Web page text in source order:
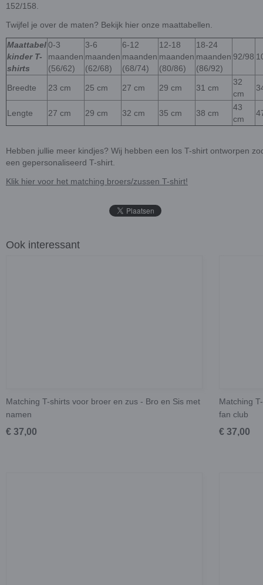
152/158.
Twijfel je over de maten? Bekijk hier onze maattabellen.
Maattabel
kinder T-
shirts
0-3
maanden
(56/62)
3-6
maanden
(62/68)
6-12
maanden
(68/74)
12-18
maanden
(80/86)
18-24
maanden
(86/92)
92/98
Breedte 23 cm 25 cm 27 cm 29 cm 31 cm
32
cm
Lengte 27 cm 29 cm 32 cm 35 cm 38 cm
43
cm
Hebben jullie meer kindjes? Wij hebben een los T-shirt ontworpen
een gepersonaliseerd T-shirt.
Klik hier voor het matching broers/zussen T-shirt!
Ook interessant
Matching T-shirts voor broer en zus - Bro en Sis met
namen
€ 37,00
Matching
fan club
€ 37,00